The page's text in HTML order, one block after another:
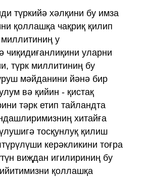
түркийә хәлқини бу имза
қоллашқа чақриқ қилип
у
чиқидиғанлиқини уларни
түрк миллитиниң бу
мәйданини йәнә бир
вә қийин - қистақ
тәрк етип тайландта
хитайға
тосқунлуқ қилиш
керәкликини тоғра
виҗдан игилириниң бу
қоллашқа